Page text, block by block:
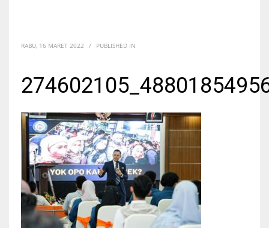
RABU, 16 MARET 2022 / PUBLISHED IN